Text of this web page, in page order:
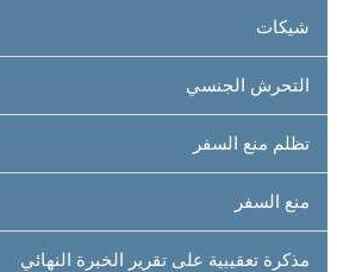
شيكات
التحرش الجنسي
تظلم منع السفر
منع السفر
مذكرة تعقيبية على تقرير الخبرة النهائي